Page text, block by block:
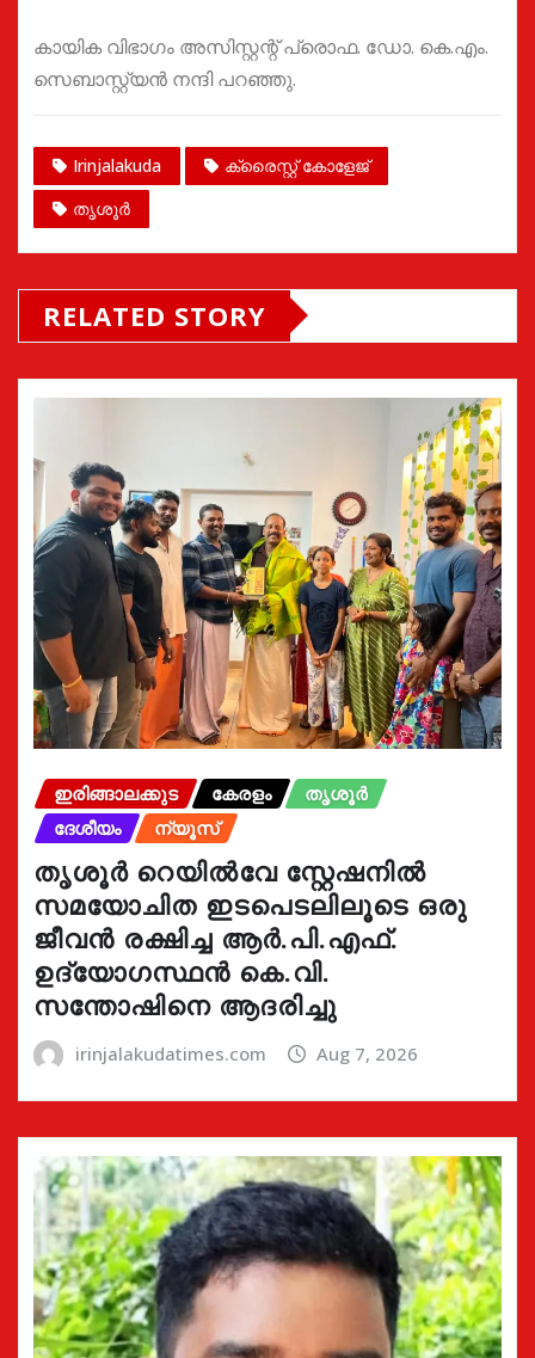
കായിക വിഭാഗം അസിസ്റ്റന്റ് പ്രൊഫ. ഡോ. കെ.എം.
സെബാസ്റ്റ്യൻ നന്ദി പറഞ്ഞു.
Irinjalakuda
ക്രൈസ്റ്റ് കോളേജ്
തൃശൂർ
RELATED STORY
ഇരിങ്ങാലക്കുട കേരളം
തൃശൂർ
ദേശീയം
ന്യൂസ്
തൃശൂർ റെയിൽവേ സ്റ്റേഷനിൽ
സമയോചിത ഇടപെടലിലൂടെ ഒരു
ജീവൻ രക്ഷിച്ച ആർ.പി.എഫ്.
ഉദ്യോഗസ്ഥൻ കെ.വി.
സന്തോഷിനെ ആദരിച്ചു
irinjalakudatimes.com Aug 7, 2026